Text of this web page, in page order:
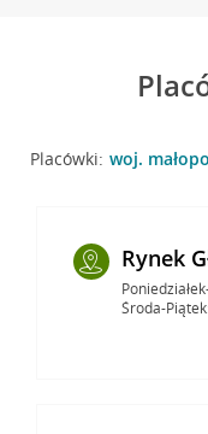
Placówki: woj.
Rynek
Środa-